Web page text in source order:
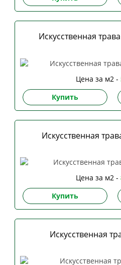
Искусственная
Цена за м2 -
Купить
Искусственная
Цена за м2 -
Купить
Искусственная